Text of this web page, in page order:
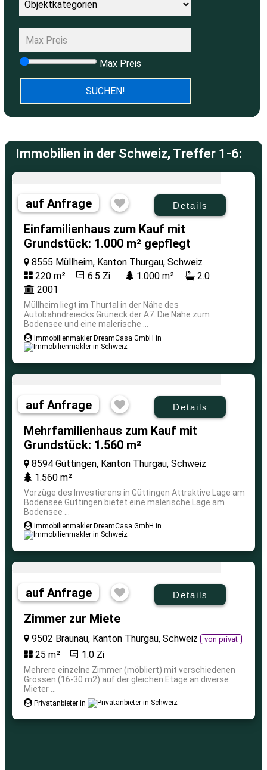
Max Preis
Immobilien in der Schweiz, Treffer 1-6:
auf Anfrage Details
Einfamilienhaus zum Kauf mit
Grundstück: 1.000 m² gepflegt
8555 Müllheim, Kanton Thurgau, Schweiz
220 m²
6.5 Zi 1.000 m²
2.0
2001
Müllheim liegt im Thurtal in der Nähe des
Autobahndreiecks Grüneck der A7. Die Nähe zum
Bodensee und eine malerische ...
Immobilienmakler DreamCasa GmbH in
auf Anfrage Details
Mehrfamilienhaus zum Kauf mit
Grundstück: 1.560 m²
8594 Güttingen, Kanton Thurgau, Schweiz
1.560 m²
Vorzüge des Investierens in Güttingen Attraktive Lage am
Bodensee Güttingen bietet eine malerische Lage am
Bodensee ...
Immobilienmakler DreamCasa GmbH in
auf Anfrage Details
Zimmer zur Miete
9502 Braunau, Kanton Thurgau, Schweiz von privat
25 m² 1.0 Zi
Mehrere einzelne Zimmer (möbliert) mit verschiedenen
Grössen (16-30 m2) auf der gleichen Etage an diverse
Mieter ...
Privatanbieter in